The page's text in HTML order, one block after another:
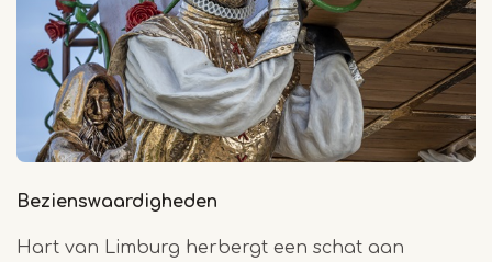
Bezienswaardigheden
Hart van Limburg herbergt een schat aan